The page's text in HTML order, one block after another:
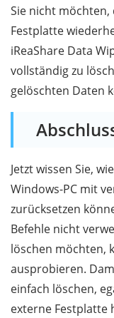
Sie nicht
Festplatte
iReaShare Data
vollständig zu
gelöschten Daten
Jetzt wissen Sie,
Windows-PC mit
zurücksetzen
Befehle nicht
löschen möchten,
ausprobieren.
einfach löschen,
externe Festplatte